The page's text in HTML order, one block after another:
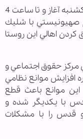
اين درگيري‌ها از ساعت 2:30 نيمه شب يكشنبه آغاز و تا ساعت 4
صهيونيستي با شليك
اهالي اين روستا
حقوق اجتماعي و
افزايش موانع نظامي
موانع باعث قطع
با يكديگر شده و
قدس را با مشكلات